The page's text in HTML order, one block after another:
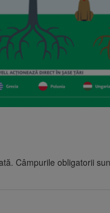
Câmpurile obligatorii